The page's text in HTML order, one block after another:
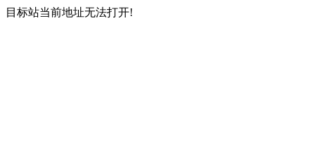
目标站当前地址无法打开!